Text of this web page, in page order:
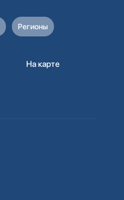
Регионы
На карте